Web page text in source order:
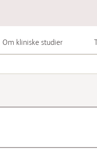
Om kliniske studier